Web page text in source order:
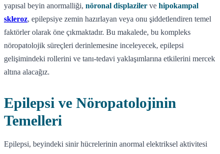
yapısal beyin anormalliği, nöronal displaziler ve hipokampal
skleroz, epilepsiye zemin hazırlayan veya onu şiddetlendiren temel
faktörler olarak öne çıkmaktadır. Bu makalede, bu kompleks
nöropatolojik süreçleri derinlemesine inceleyecek, epilepsi
gelişimindeki rollerini ve tanı-tedavi yaklaşımlarına etkilerini mercek
altına alacağız.
Epilepsi ve Nöropatolojinin
Temelleri
Epilepsi, beyindeki sinir hücrelerinin anormal elektriksel aktivitesi